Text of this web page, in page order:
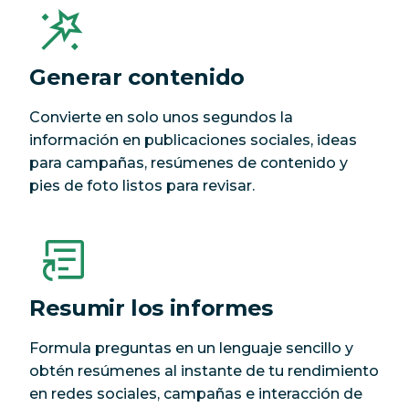
Generar contenido
Convierte en solo unos segundos la
información en publicaciones sociales, ideas
para campañas, resúmenes de contenido y
pies de foto listos para revisar.
Resumir los informes
Formula preguntas en un lenguaje sencillo y
obtén resúmenes al instante de tu rendimiento
en redes sociales, campañas e interacción de